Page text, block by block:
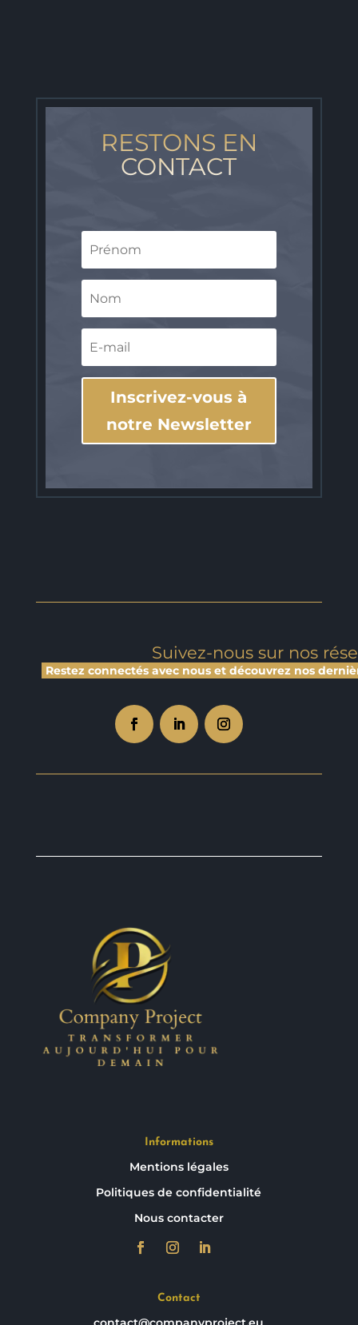
RESTONS EN
CONTACT
Inscrivez-vous à
notre Newsletter
Suivez-nous sur nos
Restez connectés avec nous et découvrez nos
Informations
Mentions légales
Politiques de confidentialité
Nous contacter
Contact